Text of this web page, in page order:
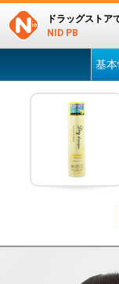
ドラッグストア
NID PB
基